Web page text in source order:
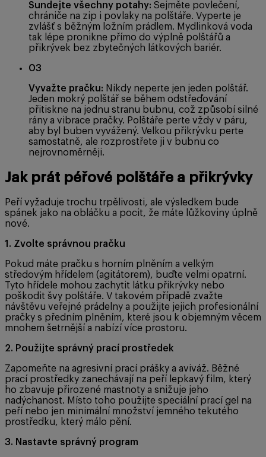
Sundejte všechny potahy: Sejměte povlečení,
chrániče na zip i povlaky na polštáře. Vyperte je
zvlášť s běžným ložním prádlem. Mydlinková voda
tak lépe pronikne přímo do výplně polštářů a
přikrývek bez zbytečných látkových bariér.
03
Vyvažte pračku: Nikdy neperte jen jeden polštář.
Jeden mokrý polštář se během odstřeďování
přitiskne na jednu stranu bubnu, což způsobí silné
rány a vibrace pračky. Polštáře perte vždy v páru,
aby byl buben vyvážený. Velkou přikrývku perte
samostatně, ale rozprostřete ji v bubnu co
nejrovnoměrněji.
Jak prát péřové polštáře a přikrývky
Peří vyžaduje trochu trpělivosti, ale výsledkem bude
spánek jako na obláčku a pocit, že máte lůžkoviny úplně
nové.
1. Zvolte správnou pračku
Pokud máte pračku s horním plněním a velkým
středovým hřídelem (agitátorem), buďte velmi opatrní.
Tyto hřídele mohou zachytit látku přikrývky nebo
poškodit švy polštáře. V takovém případě zvažte
návštěvu veřejné prádelny a použijte jejich profesionální
pračky s předním plněním, které jsou k objemným věcem
mnohem šetrnější a nabízí více prostoru.
2. Použijte správný prací prostředek
Zapomeňte na agresivní prací prášky a aviváž. Běžné
prací prostředky zanechávají na peří lepkavý film, který
ho zbavuje přirozené mastnoty a snižuje jeho
nadýchanost. Místo toho použijte speciální prací gel na
peří nebo jen minimální množství jemného tekutého
prostředku, který málo pění.
3. Nastavte správný program